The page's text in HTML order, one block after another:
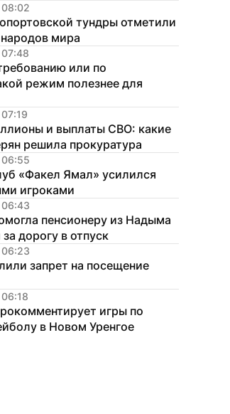
08:02
тундры отметили
мира
или по
режим полезнее для
и выплаты СВО: какие
решила прокуратура
06:55
«Факел Ямал» усилился
игроками
06:43
пенсионеру из Надыма
дорогу в отпуск
06:23
запрет на посещение
игры по
в Новом Уренгое